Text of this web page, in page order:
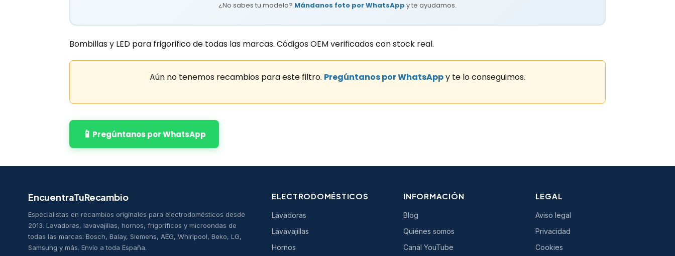
¿No sabes tu modelo? Mándanos foto por WhatsApp y te ayudamos.
Bombillas y LED para frigorifico de todas las marcas. Códigos OEM verificados con stock real.
Aún no tenemos recambios para este filtro. Pregúntanos por WhatsAppy te lo conseguimos.
📱 Pregúntanos por WhatsApp
EncuentraTuRecambio
Especialistas en recambios originales para electrodomésticos desde
2013. Lavadoras, lavavajillas, hornos, frigoríficos y microondas de
todas las marcas: Bosch, Balay, Siemens, AEG, Whirlpool, Beko, LG,
Samsung y más. Envío a toda España.
ELECTRODOMÉSTICOS
Lavadoras
Lavavajillas
Hornos
INFORMACIÓN
Blog
Quiénes somos
Canal YouTube
LEGAL
Aviso legal
Privacidad
Cookies